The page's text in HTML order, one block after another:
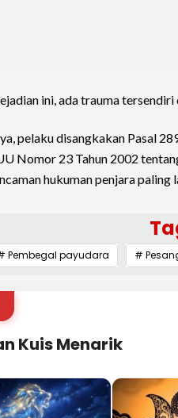
ini, ada trauma
pelaku disangkakan Pasal
Nomor 23 Tahun 2002
hukuman penjara paling
Pembegal payudara #
Kuis Menarik